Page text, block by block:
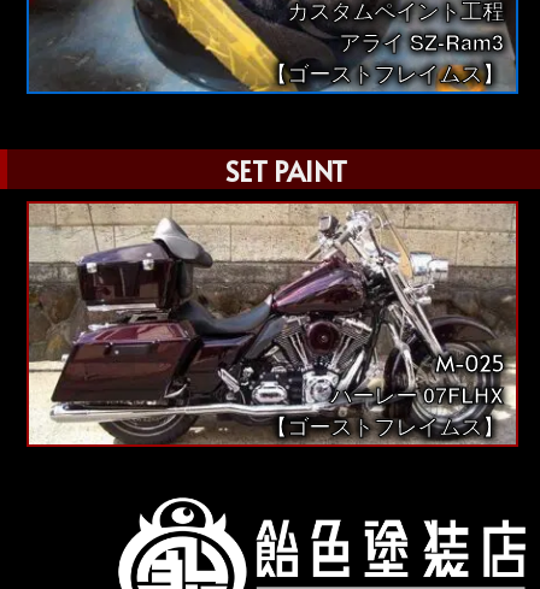
カスタムペイント工程
アライ SZ-Ram3
【ゴーストフレイムス】
SET PAINT
M-025
ハーレー 07FLHX
【ゴーストフレイムス】